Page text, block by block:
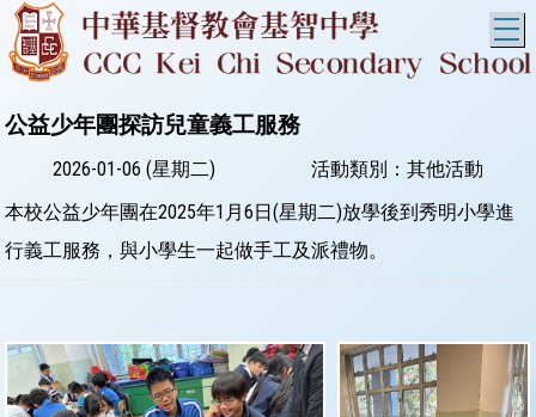
公益少年團探訪兒童義工服務
2026-01-06 (星期二)
活動類別：其他活動
本校公益少年團在2025年1月6日(星期二)放學後到秀明小學進
行義工服務，與小學生一起做手工及派禮物。